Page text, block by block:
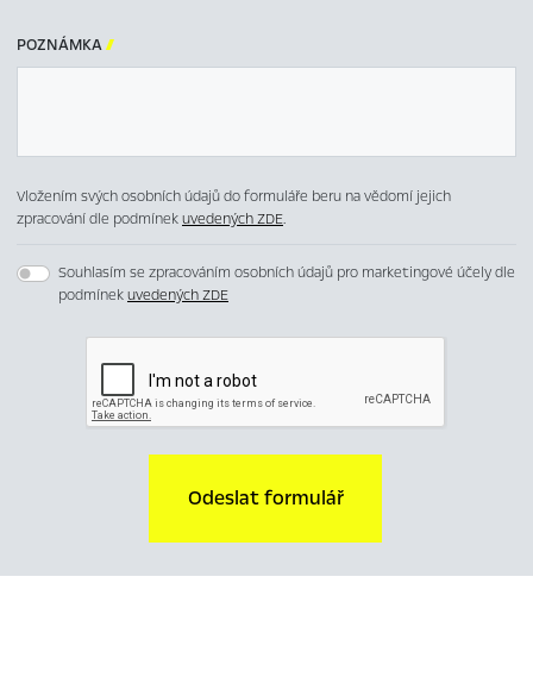
POZNÁMKA
Vložením svých osobních údajů do formuláře beru na vědomí jejich
zpracování dle podmínekuvedených ZDE.
Souhlasím se zpracováním osobních údajů pro marketingové účely dle
podmínekuvedených ZDE
Odeslat formulář